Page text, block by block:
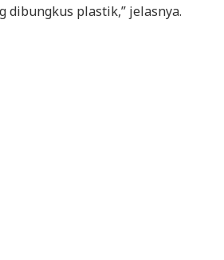
dibungkus plastik,” jelasnya.